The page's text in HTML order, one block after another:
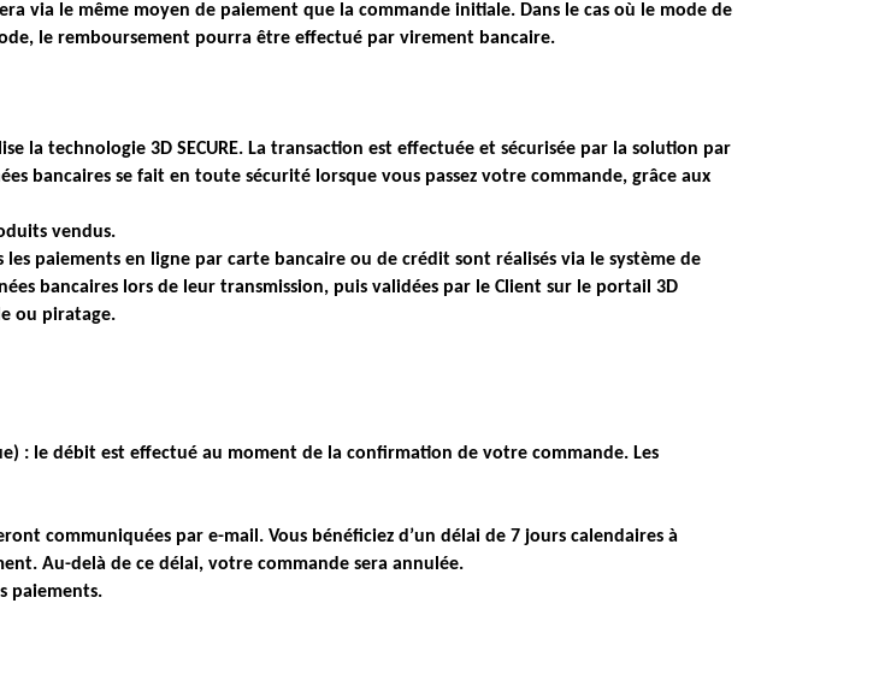
via le même moyen de paiement que la commande initiale. Dans le cas où le mode de
le remboursement pourra être effectué par virement bancaire.
la technologie 3D SECURE. La transaction est effectuée et sécurisée par la solution par
bancaires se fait en toute sécurité lorsque vous passez votre commande, grâce aux
vendus.
paiements en ligne par carte bancaire ou de crédit sont réalisés via le système de
bancaires lors de leur transmission, puis validées par le Client sur le portail 3D
ou piratage.
: le débit est effectué au moment de la confirmation de votre commande. Les
communiquées par e-mail. Vous bénéficiez d’un délai de 7 jours calendaires à
Au-delà de ce délai, votre commande sera annulée.
paiements.